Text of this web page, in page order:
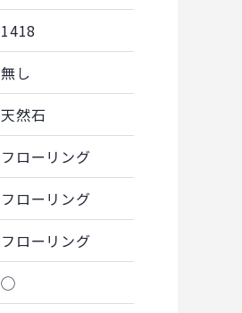
1418
無し
天然石
フローリング
フローリング
フローリング
◯